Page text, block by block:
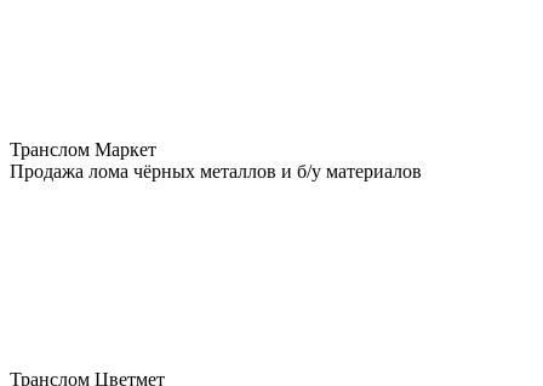
Транслом Маркет
Продажа лома чёрных металлов и б/у материалов
Транслом Цветмет